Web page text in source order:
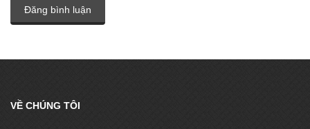
Đăng bình luận
VỀ CHÚNG TÔI